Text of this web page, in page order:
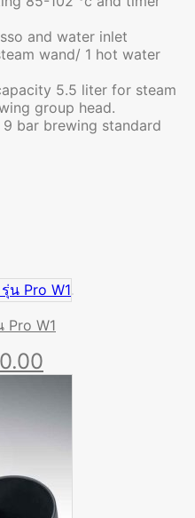
and water inlet
wand/ 1 hot water
5.5 liter for steam
group head.
9 bar brewing standard
Pro W1
฿79,900.00.